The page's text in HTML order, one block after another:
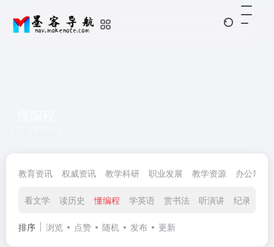
教育资讯 权威资讯 教学科研 职业发展 教学资源 办公常用
看文学 读历史 懂编程 学英语 赏书法 听演讲 纪录片
排序 浏览 点赞 随机 发布 更新